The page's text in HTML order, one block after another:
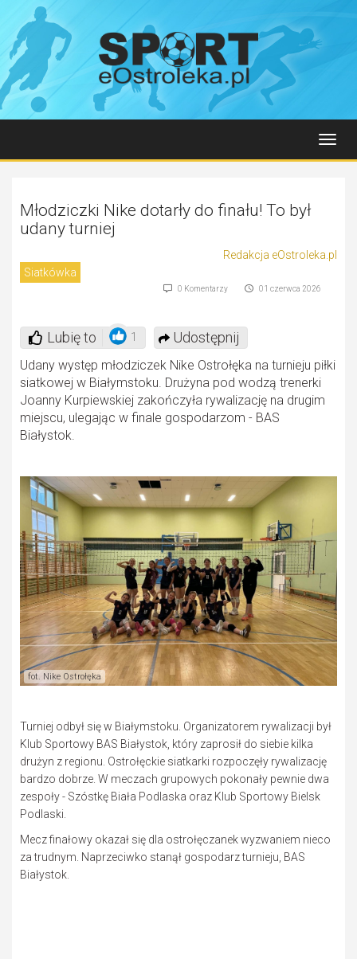
Młodziczki Nike dotarły do finału! To był
udany turniej
Redakcja eOstroleka.pl
Siatkówka
01 czerwca 2026
0 Komentarzy
Lubię to 1 Udostępnij
Udany występ młodziczek Nike Ostrołęka na turnieju piłki
siatkowej w Białymstoku. Drużyna pod wodzą trenerki
Joanny Kurpiewskiej zakończyła rywalizację na drugim
miejscu, ulegając w finale gospodarzom - BAS
Białystok.
fot. Nike Ostrołęka
Turniej odbył się w Białymstoku. Organizatorem rywalizacji był
Klub Sportowy BAS Białystok, który zaprosił do siebie kilka
drużyn z regionu. Ostrołęckie siatkarki rozpoczęły rywalizację
bardzo dobrze. W meczach grupowych pokonały pewnie dwa
zespoły - Szóstkę Biała Podlaska oraz Klub Sportowy Bielsk
Podlaski.
Mecz finałowy okazał się dla ostrołęczanek wyzwaniem nieco
za trudnym. Naprzeciwko stanął gospodarz turnieju, BAS
Białystok.